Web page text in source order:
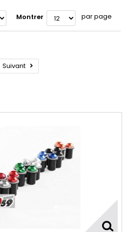
Montrer par page
Suivant